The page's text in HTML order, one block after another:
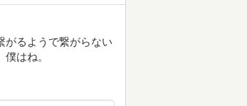
がるようで繋がらない
はね。